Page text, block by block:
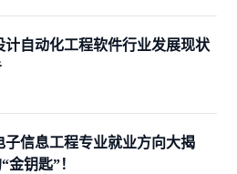
计自动化工程软件行业发展现状
子信息工程专业就业方向大揭
金钥匙”！